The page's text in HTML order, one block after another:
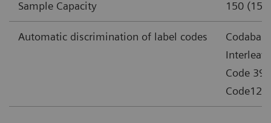
Sample Capacity 150 (15
Automatic discrimination of label codes
Codabar
Code 39